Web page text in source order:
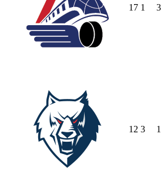
17 1 3
12 3 1